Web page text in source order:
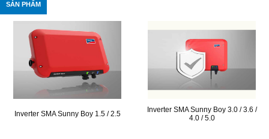
SẢN PHẨM
Inverter SMA Sunny Boy 1.5 / 2.5
Inverter SMA Sunny Boy 3.0 / 3.6 /
4.0 / 5.0